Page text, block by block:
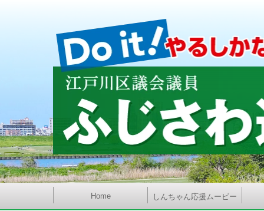
Home しんちゃん応援ムービー